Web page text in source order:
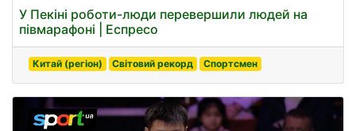
У Пекіні роботи-люди перевершили людей на
півмарафоні | Еспресо
Китай (регіон) Світовий рекорд Спортсмен